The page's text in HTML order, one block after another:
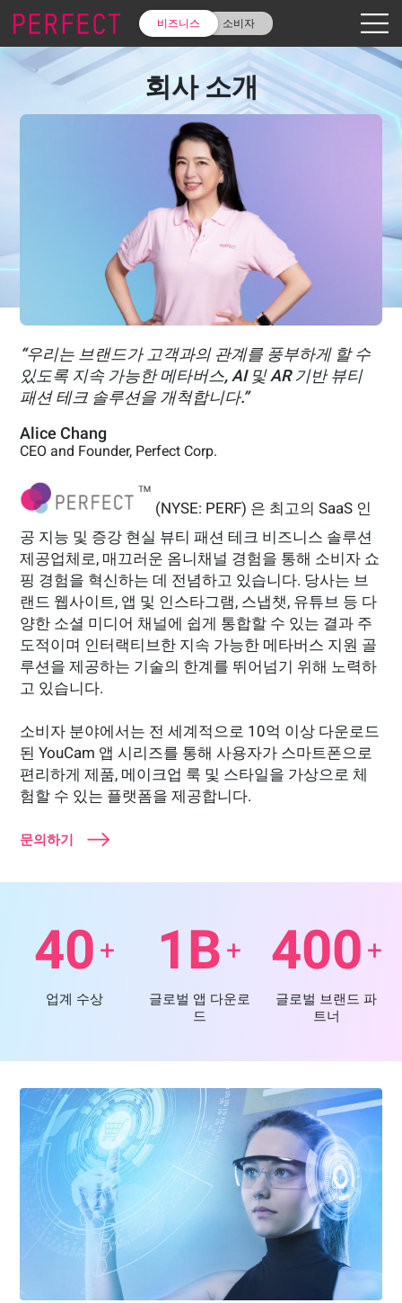
비즈니스 소비자
회사 소개
(NYSE: PERF) 은 최고의 SaaS 인
공 지능 및 증강 현실 뷰티 패션 테크 비즈니스 솔루션
제공업체로, 매끄러운 옴니채널 경험을 통해 소비자 쇼
핑 경험을 혁신하는 데 전념하고 있습니다. 당사는 브
랜드 웹사이트, 앱 및 인스타그램, 스냅챗, 유튜브 등 다
양한 소셜 미디어 채널에 쉽게 통합할 수 있는 결과 주
도적이며 인터랙티브한 지속 가능한 메타버스 지원 골
루션을 제공하는 기술의 한계를 뛰어넘기 위해 노력하
고 있습니다.
소비자 분야에서는 전 세계적으로 10억 이상 다운로드
된 YouCam 앱 시리즈를 통해 사용자가 스마트폰으로
편리하게 제품, 메이크업 룩 및 스타일을 가상으로 체
험할 수 있는 플랫폼을 제공합니다.
문의하기
“우리는 브랜드가 고객과의 관계를 풍부하게 할 수
있도록 지속 가능한 메타버스, AI 및 AR 기반 뷰티
패션 테크 솔루션을 개척합니다.”
Alice Chang
CEO and Founder, Perfect Corp.
40 +
업계 수상
1B +
글로벌 앱 다운로
드
400 +
글로벌 브랜드 파
트너